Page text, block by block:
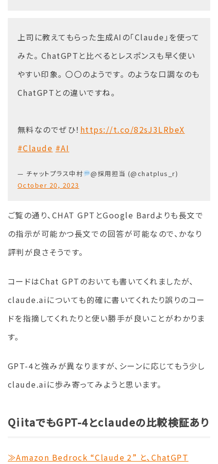
上司に教えてもらった生成AIの「Claude」を使って
みた。 ChatGPTと比べるとレスポンスも早く使い
やすい印象。 〇〇のようです。 のような口調なのも
ChatGPTとの違いですね。
無料なのでぜひ！ https://t.co/82sJ3LRbeX
#Claude #AI
— チャットプラス中村
@採用担当 (@chatplus_r)
October 20, 2023
ご覧の通り、CHAT GPTとGoogle Bardよりも長文で
の指示が可能かつ長文での回答が可能なので、かなり
評判が良さそうです。
コードはChat GPTのおいても書いてくれましたが、
claude.aiについても的確に書いてくれたり誤りのコー
ドを指摘してくれたりと使い勝手が良いことがわかりま
す。
GPT-4と強みが異なりますが、シーンに応じてもう少し
claude.aiに歩み寄ってみようと思います。
QiitaでもGPT-4とclaudeの比較検証あり
≫Amazon Bedrock “Claude 2” と、ChatGPT